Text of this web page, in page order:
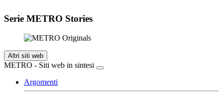
Serie METRO Stories
Altri siti web
METRO - Siti web in sintesi
Argomenti